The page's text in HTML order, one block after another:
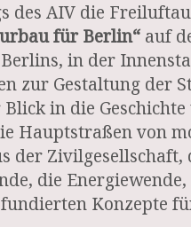
des AIV die
für Berlin“ auf
in der
zur Gestaltung der
in die
Hauptstraßen von
die
Konzepte